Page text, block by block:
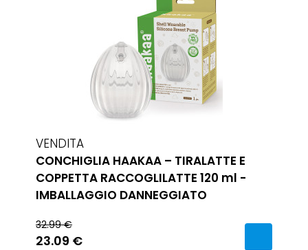
VENDITA
CONCHIGLIA HAAKAA – TIRALATTE E
COPPETTA RACCOGLILATTE 120 ml -
IMBALLAGGIO DANNEGGIATO
32.99 €
23.09 €